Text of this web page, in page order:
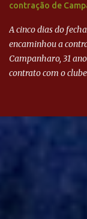
contração de
A cinco dias do
encaminhou a
Campanharo, 31
contrato com o
Evian, da França,